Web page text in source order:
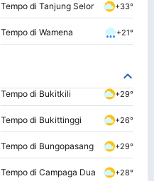
Tempo di Tanjung Selor +33°
Tempo di Wamena +21°
Tempo di Bukitkili +29°
Tempo di Bukittinggi +26°
Tempo di Bungopasang +29°
Tempo di Campaga Dua +28°